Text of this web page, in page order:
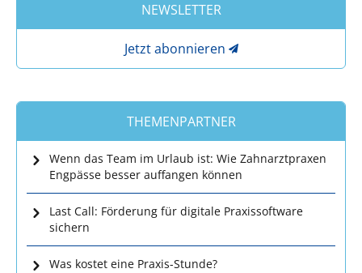
NEWSLETTER
Jetzt abonnieren
THEMENPARTNER
Wenn das Team im Urlaub ist: Wie Zahnarztpraxen
Engpässe besser auffangen können
Last Call: Förderung für digitale Praxissoftware
sichern
Was kostet eine Praxis-Stunde?